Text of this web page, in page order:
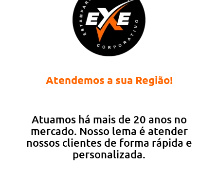
Atendemos a sua Região!
Atuamos há mais de 20 anos no
mercado. Nosso lema é atender
nossos clientes de forma rápida e
personalizada.